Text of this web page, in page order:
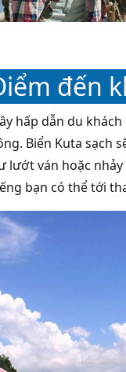
đến
hấp dẫn du
Biển Kuta sạch
lướt ván hoặc
bạn có thể tới